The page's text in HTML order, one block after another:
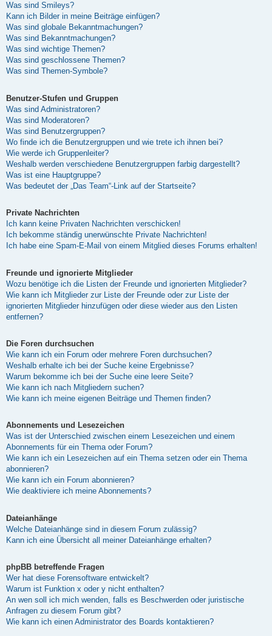
Was sind Smileys?
Kann ich Bilder in meine Beiträge einfügen?
Was sind globale Bekanntmachungen?
Was sind Bekanntmachungen?
Was sind wichtige Themen?
Was sind geschlossene Themen?
Was sind Themen-Symbole?
Benutzer-Stufen und Gruppen
Was sind Administratoren?
Was sind Moderatoren?
Was sind Benutzergruppen?
Wo finde ich die Benutzergruppen und wie trete ich ihnen bei?
Wie werde ich Gruppenleiter?
Weshalb werden verschiedene Benutzergruppen farbig dargestellt?
Was ist eine Hauptgruppe?
Was bedeutet der „Das Team“-Link auf der Startseite?
Private Nachrichten
Ich kann keine Privaten Nachrichten verschicken!
Ich bekomme ständig unerwünschte Private Nachrichten!
Ich habe eine Spam-E-Mail von einem Mitglied dieses Forums erhalten!
Freunde und ignorierte Mitglieder
Wozu benötige ich die Listen der Freunde und ignorierten Mitglieder?
Wie kann ich Mitglieder zur Liste der Freunde oder zur Liste der
ignorierten Mitglieder hinzufügen oder diese wieder aus den Listen
entfernen?
Die Foren durchsuchen
Wie kann ich ein Forum oder mehrere Foren durchsuchen?
Weshalb erhalte ich bei der Suche keine Ergebnisse?
Warum bekomme ich bei der Suche eine leere Seite?
Wie kann ich nach Mitgliedern suchen?
Wie kann ich meine eigenen Beiträge und Themen finden?
Abonnements und Lesezeichen
Was ist der Unterschied zwischen einem Lesezeichen und einem
Abonnements für ein Thema oder Forum?
Wie kann ich ein Lesezeichen auf ein Thema setzen oder ein Thema
abonnieren?
Wie kann ich ein Forum abonnieren?
Wie deaktiviere ich meine Abonnements?
Dateianhänge
Welche Dateianhänge sind in diesem Forum zulässig?
Kann ich eine Übersicht all meiner Dateianhänge erhalten?
phpBB betreffende Fragen
Wer hat diese Forensoftware entwickelt?
Warum ist Funktion x oder y nicht enthalten?
An wen soll ich mich wenden, falls es Beschwerden oder juristische
Anfragen zu diesem Forum gibt?
Wie kann ich einen Administrator des Boards kontaktieren?